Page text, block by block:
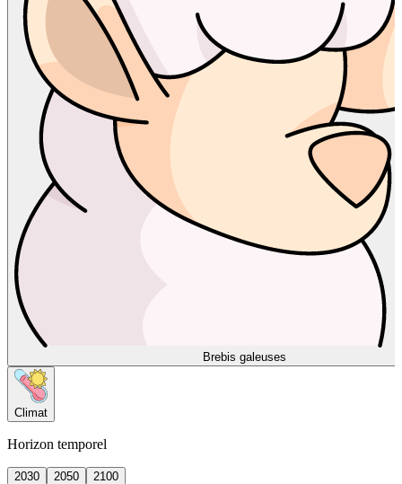
Brebis galeuses
Climat
Horizon temporel
2030 2050
2100